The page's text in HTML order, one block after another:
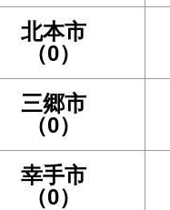
北本市
（0）
三郷市
（0）
幸手市
（0）